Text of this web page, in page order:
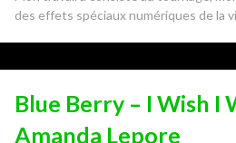
des effets spéciaux numériques de la
Blue Berry – I Wish I
Amanda Lepore